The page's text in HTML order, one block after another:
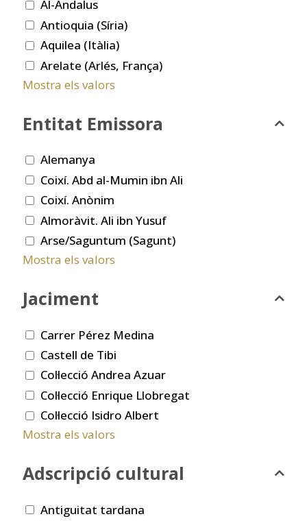
Al-Andalus
Antioquia (Síria)
Aquilea (Itàlia)
Arelate (Arlés, França)
Mostra els valors
Entitat Emissora
Alemanya
Coixí. Abd al-Mumin ibn Ali
Coixí. Anònim
Almoràvit. Ali ibn Yusuf
Arse/Saguntum (Sagunt)
Mostra els valors
Jaciment
Carrer Pérez Medina
Castell de Tibi
Col·lecció Andrea Azuar
Col·lecció Enrique Llobregat
Col·lecció Isidro Albert
Mostra els valors
Adscripció cultural
Antiguitat tardana